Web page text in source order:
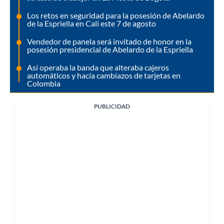
Los retos en seguridad para la posesión de Abelardo
de la Espriella en Cali este 7 de agosto
Vendedor de panela será invitado de honor en la
posesión presidencial de Abelardo de la Espriella
Así operaba la banda que alteraba cajeros
automáticos y hacía cambiazos de tarjetas en
Colombia
PUBLICIDAD